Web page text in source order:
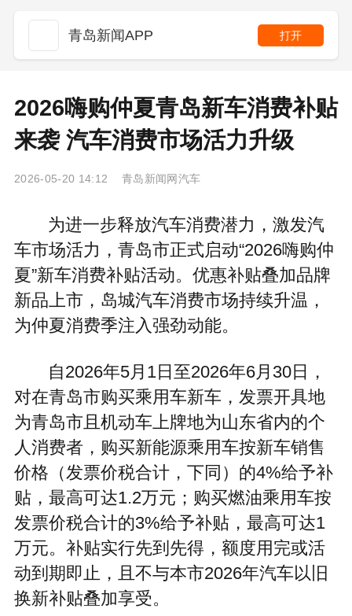
青岛新闻APP 打开
2026嗨购仲夏青岛新车消费补贴
来袭 汽车消费市场活力升级
2026-05-20 14:12 青岛新闻网汽车
为进一步释放汽车消费潜力，激发汽
车市场活力，青岛市正式启动“2026嗨购仲
夏”新车消费补贴活动。优惠补贴叠加品牌
新品上市，岛城汽车消费市场持续升温，
为仲夏消费季注入强劲动能。
自2026年5月1日至2026年6月30日，
对在青岛市购买乘用车新车，发票开具地
为青岛市且机动车上牌地为山东省内的个
人消费者，购买新能源乘用车按新车销售
价格（发票价税合计，下同）的4%给予补
贴，最高可达1.2万元；购买燃油乘用车按
发票价税合计的3%给予补贴，最高可达1
万元。补贴实行先到先得，额度用完或活
动到期即止，且不与本市2026年汽车以旧
换新补贴叠加享受。